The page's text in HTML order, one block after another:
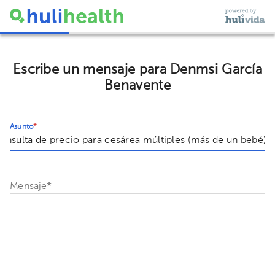
Escribe un mensaje para Denmsi García
Benavente
Asunto*
Mensaje*